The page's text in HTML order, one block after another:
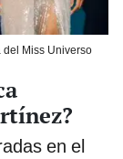
del Miss Universo
en el